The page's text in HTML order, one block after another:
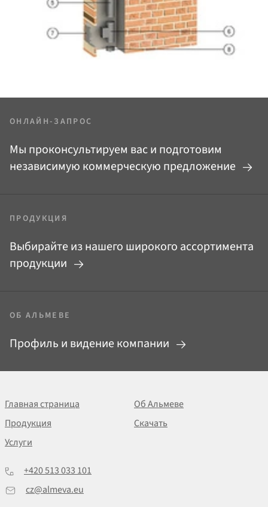
ОНЛАЙН-ЗАПРОС
Мы проконсультируем вас и подготовим
независимую коммерческую предложение
ПРОДУКЦИЯ
Выбирайте из нашего широкого ассортимента
продукции
ОБ АЛЬМЕВЕ
Профиль и видение компании
Главная страница
Об Альмеве
Продукция
Скачать
Услуги
+420 513 033 101
cz@almeva.eu